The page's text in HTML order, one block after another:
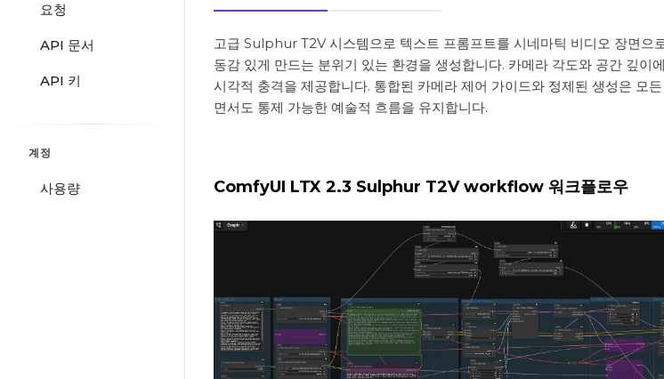
요청
API 문서
API 키
계정
사용량
고급 Sulphur T2V 시스템으로 텍스트 프롬프트를 시네마틱 비디오 장면으
동감 있게 만드는 분위기 있는 환경을 생성합니다. 카메라 각도와 공간 깊
시각적 충격을 제공합니다. 통합된 카메라 제어 가이드와 정제된 생성은 모
면서도 통제 가능한 예술적 흐름을 유지합니다.
ComfyUI LTX 2.3 Sulphur T2V workflow 워크플로우